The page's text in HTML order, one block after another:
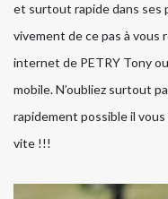
et surtout rapide dans ses
vivement de ce pas à vous
internet de PETRY Tony
mobile. N’oubliez surtout
rapidement possible il
vite !!!